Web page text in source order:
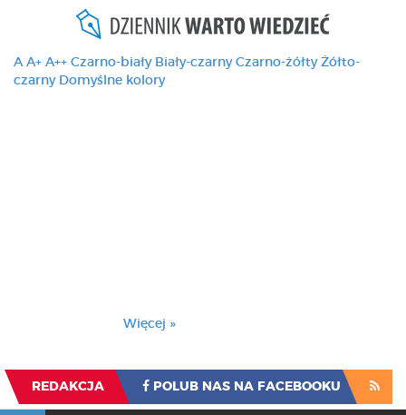
A A+ A++ Czarno-biały Biały-czarny Czarno-żółty Żółto-
czarny Domyślne kolory
Więcej »
REDAKCJA POLUB NAS NA FACEBOOKU